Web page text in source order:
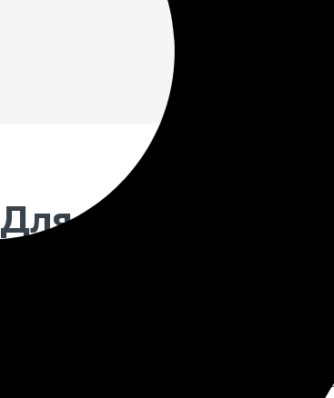
Для чего нужно
Предварительное 3D моделирование
позволяет увидеть внешний вид
установкой. На данном этапе заказчик